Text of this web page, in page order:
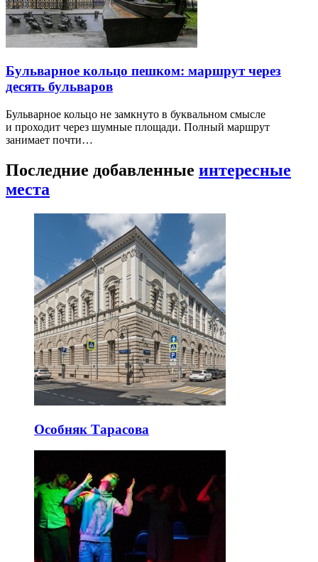
Бульварное кольцо пешком: маршрут через
десять бульваров
Бульварное кольцо не замкнуто в буквальном смысле
и проходит через шумные площади. Полный маршрут
занимает почти…
Последние добавленные интересные
места
Особняк Тарасова